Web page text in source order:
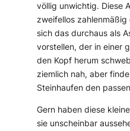
völlig unwichtig. Diese
zweifellos
sich das durchaus als
vorstellen, der in einer
den Kopf herum
ziemlich nah, aber
Steinhaufen den
Gern haben diese
sie unscheinbar